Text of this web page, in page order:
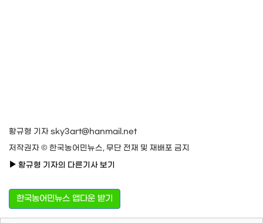
황규형 기자 sky3art@hanmail.net
저작권자 © 한국농어민뉴스, 무단 전재 및 재배포 금지
황규형 기자의 다른기사 보기
한국농어민뉴스 앱다운 받기